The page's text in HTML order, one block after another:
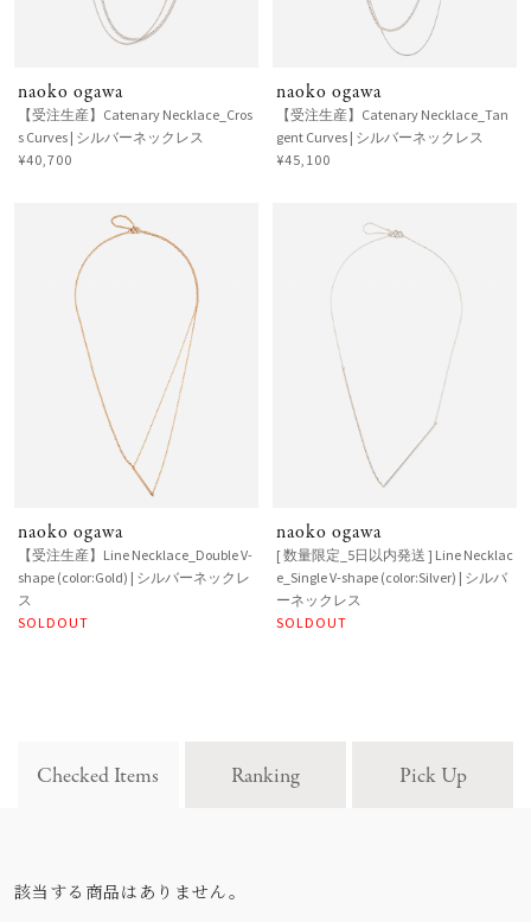
naoko ogawa
【受注生産】Catenary Necklace_Cros
s Curves | シルバーネックレス
¥40,700
naoko ogawa
【受注生産】Catenary Necklace_Tan
gent Curves | シルバーネックレス
¥45,100
naoko ogawa
【受注生産】Line Necklace_Double V-
shape (color:Gold) | シルバーネックレ
ス
SOLDOUT
naoko ogawa
[ 数量限定_5日以内発送 ] Line Necklac
e_Single V-shape (color:Silver) | シルバ
ーネックレス
SOLDOUT
Checked Items Ranking Pick Up
該当する商品はありません。